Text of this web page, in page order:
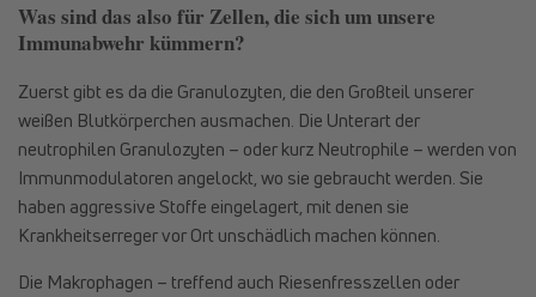
Was sind das also für Zellen, die sich um unsere
Immunabwehr kümmern?
Zuerst gibt es da die Granulozyten, die den Großteil unserer
weißen Blutkörperchen ausmachen. Die Unterart der
neutrophilen Granulozyten – oder kurz Neutrophile – werden von
Immunmodulatoren angelockt, wo sie gebraucht werden. Sie
haben aggressive Stoffe eingelagert, mit denen sie
Krankheitserreger vor Ort unschädlich machen können.
Die Makrophagen – treffend auch Riesenfresszellen oder